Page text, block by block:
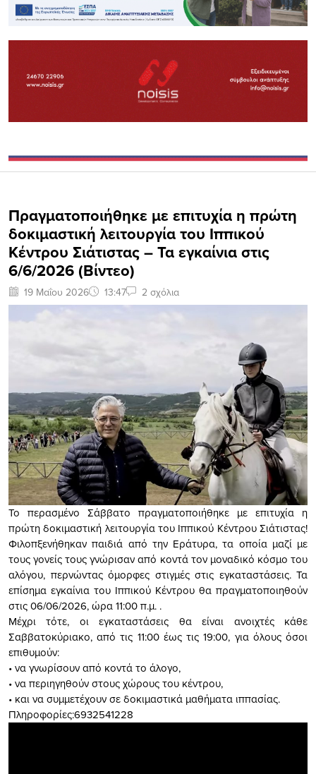
Πραγματοποιήθηκε με επιτυχία η πρώτη
δοκιμαστική λειτουργία του Ιππικού
Κέντρου Σιάτιστας – Τα εγκαίνια στις
6/6/2026 (Βίντεο)
19 Μαΐου 2026 13:47 2 σχόλια
Το περασμένο Σάββατο πραγματοποιήθηκε με επιτυχία η
πρώτη δοκιμαστική λειτουργία του Ιππικού Κέντρου Σιάτιστας!
Φιλοπξενήθηκαν παιδιά από την Εράτυρα, τα οποία μαζί με
τους γονείς τους γνώρισαν από κοντά τον μοναδικό κόσμο του
αλόγου, περνώντας όμορφες στιγμές στις εγκαταστάσεις. Τα
επίσημα εγκαίνια του Ιππικού Κέντρου θα πραγματοποιηθούν
στις 06/06/2026, ώρα 11:00 π.μ. .
Μέχρι τότε, οι εγκαταστάσεις θα είναι ανοιχτές κάθε
Σαββατοκύριακο, από τις 11:00 έως τις 19:00, για όλους όσοι
επιθυμούν:
• να γνωρίσουν από κοντά το άλογο,
• να περιηγηθούν στους χώρους του κέντρου,
• και να συμμετέχουν σε δοκιμαστικά μαθήματα ιππασίας.
Πληροφορίες:6932541228